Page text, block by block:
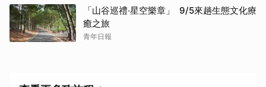
「山谷巡禮‧星空樂章」 9/5來趟生態文化療
癒之旅
青年日報